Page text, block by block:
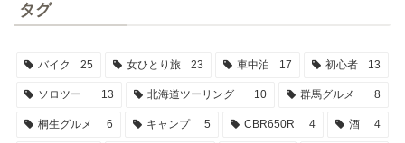
タグ
バイク 25 女ひとり旅 23 車中泊 17 初心者 13
ソロツー 13 北海道ツーリング 10 群馬グルメ 8
桐生グルメ 6 キャンプ 5 CBR650R 4 酒 4